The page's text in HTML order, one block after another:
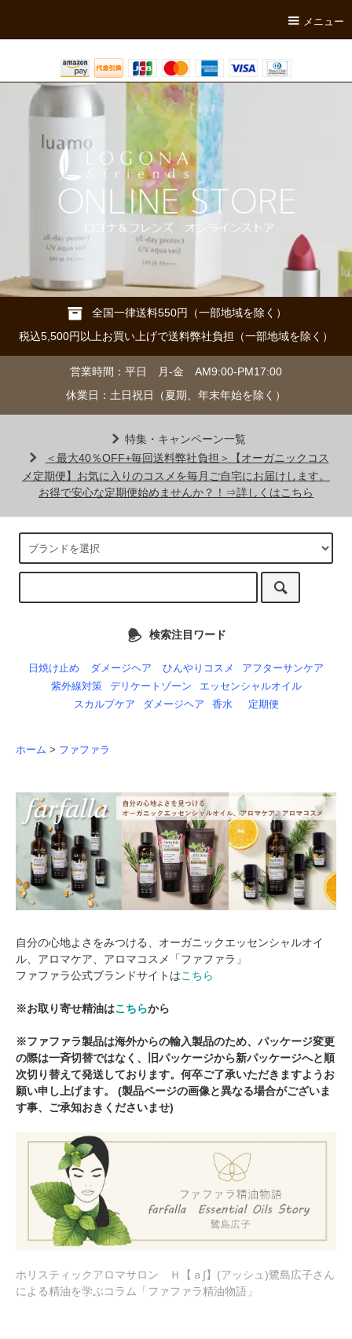
メニュー
全国一律送料550円（一部地域を除く）
税込5,500円以上お買い上げで送料弊社負担（一部地域を除く）
営業時間：平日 月-金 AM9:00-PM17:00
休業日：土日祝日（夏期、年末年始を除く）
特集・キャンペーン一覧
＜最大40％OFF+毎回送料弊社負担＞【オーガニックコス
メ定期便】お気に入りのコスメを毎月ご自宅にお届けします。
お得で安心な定期便始めませんか？！⇒詳しくはこちら
検索注目ワード
日焼け止め ダメージヘア ひんやりコスメ
アフターサンケア
紫外線対策
デリケートゾーン
エッセンシャルオイル
スカルプケア
ダメージヘア 香水 定期便
ホーム > ファファラ
自分の心地よさをみつける、オーガニックエッセンシャルオイ
ル、アロマケア、アロマコスメ「ファファラ」
ファファラ公式ブランドサイトはこちら
※お取り寄せ精油はこちらから
※ファファラ製品は海外からの輸入製品のため、パッケージ変更
の際は一斉切替ではなく、旧パッケージから新パッケージへと順
次切り替えて発送しております。何卒ご了承いただきますようお
願い申し上げます。 (製品ページの画像と異なる場合がございま
す事、ご承知おきくださいませ)
ホリスティックアロマサロン Ｈ【ａ∫】(アッシュ)鷺島広子さん
による精油を学ぶコラム「ファファラ精油物語」